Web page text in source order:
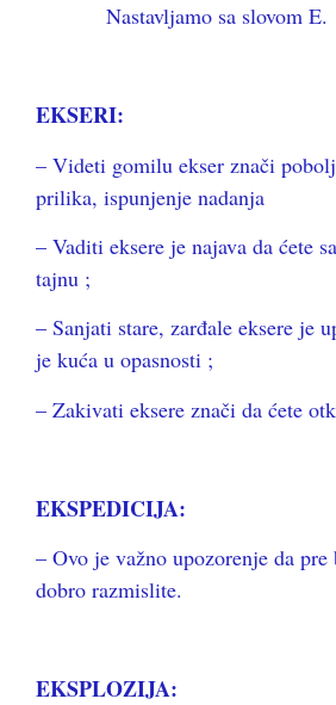
Nastavljamo sa slovom E.
EKSERI:
– Videti gomilu ekser znači
prilika, ispunjenje nadanja
– Vaditi eksere je najava da ćete
tajnu ;
– Sanjati stare, zarđale eksere je
je kuća u opasnosti ;
– Zakivati eksere znači da ćete
EKSPEDICIJA:
– Ovo je važno upozorenje da
dobro razmislite.
EKSPLOZIJA: